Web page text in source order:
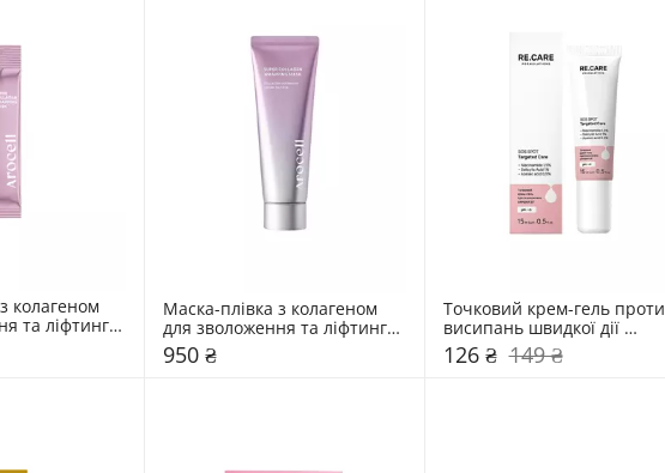
колагеном
та ліфтингу
Маска-плівка з колагеном
для зволоження та ліфтингу
Arocell 80 мл
950 ₴
Точковий крем-гель проти
висипань швидкої дії
Re.Care 15 мл
126 ₴ 149 ₴